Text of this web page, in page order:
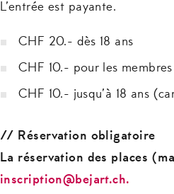
L’entrée est payante.
CHF 20.- dès 18 ans
CHF 10.- pour les
CHF 10.- jusqu’à 18 ans
// Réservation obligatoire
La réservation des places
inscription@bejart.ch.